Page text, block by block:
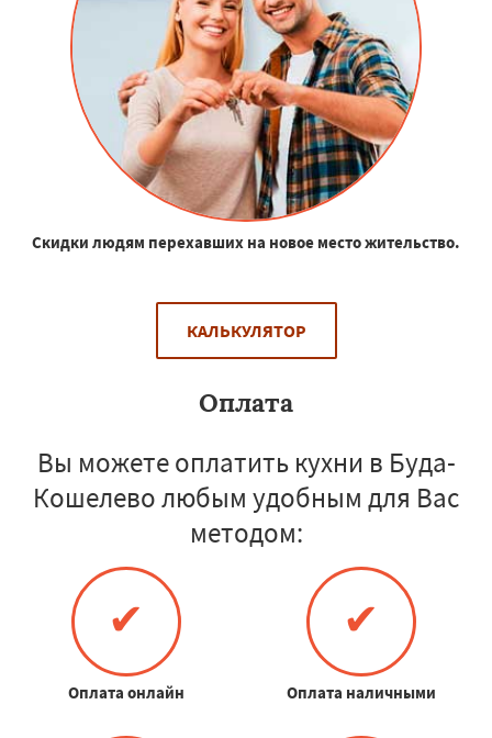
Скидки людям перехавших на новое место жительство.
КАЛЬКУЛЯТОР
Оплата
Вы можете оплатить кухни в Буда-
Кошелево любым удобным для Вас
методом:
✔
Оплата онлайн
✔
Оплата наличными